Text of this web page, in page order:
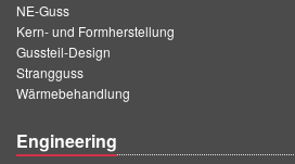
NE-Guss
Kern- und Formherstellung
Gussteil-Design
Strangguss
Wärmebehandlung
Engineering